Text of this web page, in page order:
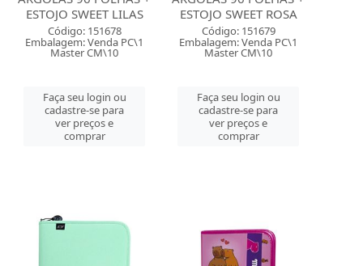
ESTOJO SWEET LILAS
Código: 151678
Embalagem: Venda PC\1
Master CM\10
Faça seu login ou
cadastre-se para
ver preços e
comprar
ESTOJO SWEET ROSA
Código: 151679
Embalagem: Venda PC\1
Master CM\10
Faça seu login ou
cadastre-se para
ver preços e
comprar